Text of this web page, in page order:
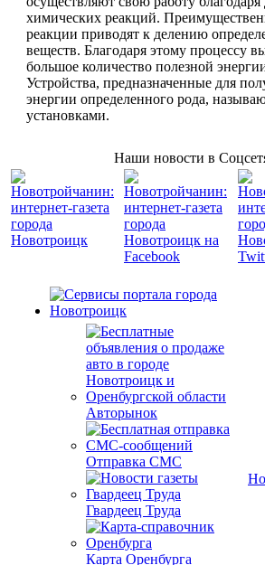
химических реакций.
реакции приводят к делению
веществ. Благодаря этому процессу
большое количество полезной
Устройства, предназначенные для
энергии определенного рода,
установками.
Наши новости в
Авторынок
Отправка СМС
Гвардеец Труда
Карта Оренбурга